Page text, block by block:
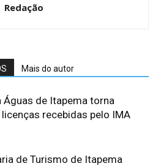
Redação
Mais do autor
Águas de Itapema torna
recebidas pelo IMA
de Turismo de Itapema